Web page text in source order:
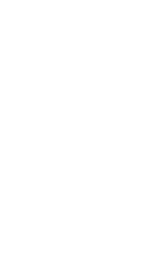
Erfolg
– UVP-
von
Das UVP-
zurückgezogen, die